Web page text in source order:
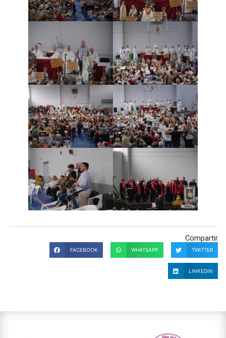
Compartir
FACEBOOK WHATSAPP TWITTER
LINKEDIN